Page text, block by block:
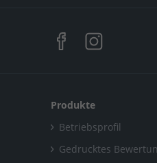
Produkte
Betriebsprofil
Gedrucktes